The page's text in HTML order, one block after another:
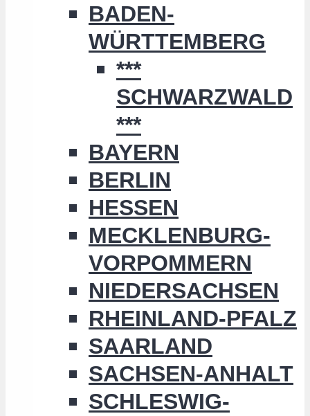
BADEN-
WÜRTTEMBERG
***
SCHWARZWALD
***
BAYERN
BERLIN
HESSEN
MECKLENBURG-
VORPOMMERN
NIEDERSACHSEN
RHEINLAND-PFALZ
SAARLAND
SACHSEN-ANHALT
SCHLESWIG-